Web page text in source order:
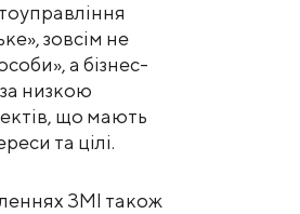
зовсім не
а бізнес-
низкою
що мають
та цілі.
ЗМІ також